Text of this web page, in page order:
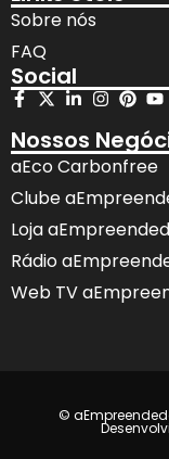
Sobre nós
FAQ
Social
Nossos
aEco Carbonfree
Clube
Loja
Rádio
Web TV
©